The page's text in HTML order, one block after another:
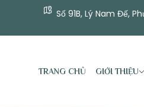
Số 91B, Lý Nam Đế,
TRANG CHỦ GIỚI THIỆU